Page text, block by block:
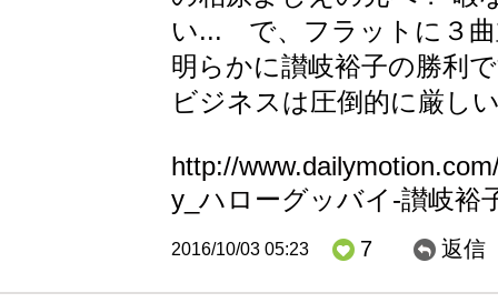
い... で、フラットに３
明らかに讃岐裕子の勝利
ビジネスは圧倒的に厳し
http://
y_ハローグッバイ-讃岐裕
2016/10/03 05:23 7 返信